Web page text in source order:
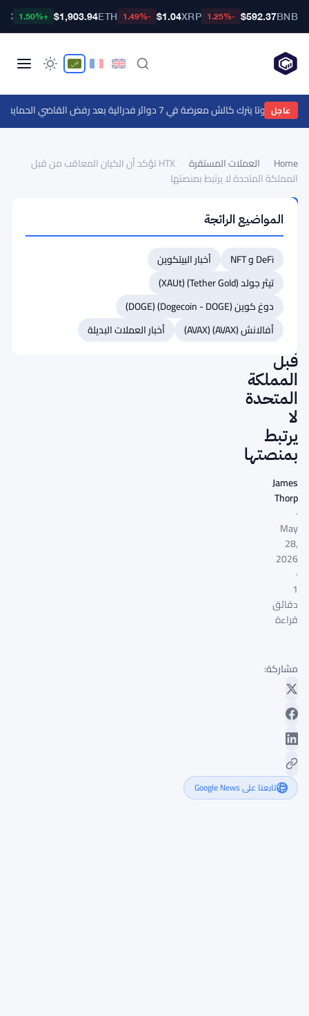
BNB
$592.37
-1.25%
XRP
$1.04
-1.49%
ETH
$1,903.94
+1.50%
عاجل
يترك كالش معرضة في 7 دوائر فدرالية بعد رفض القاضي الحماية الفدرالية
Home العملات المستقرة
HTX تؤكد أن الكيان المعاقب من قبل
المملكة المتحدة لا يرتبط بمنصتها
المستقرة
تؤكد
الكيان
المعاقب
قبل
المملكة
المتحدة
لا
يرتبط
بمنصتها
James
Thorp
·
May
28,
2026
·
1
دقائق
قراءة
مشاركة:
تابعنا على Google News
المواضيع الرائجة
DeFi و NFT
أخبار البيتكوين
تيثر جولد (Tether Gold) (XAUt)
دوغ كوين (Dogecoin - DOGE) (DOGE)
أفالانش (AVAX) (AVAX)
أخبار العملات البديلة